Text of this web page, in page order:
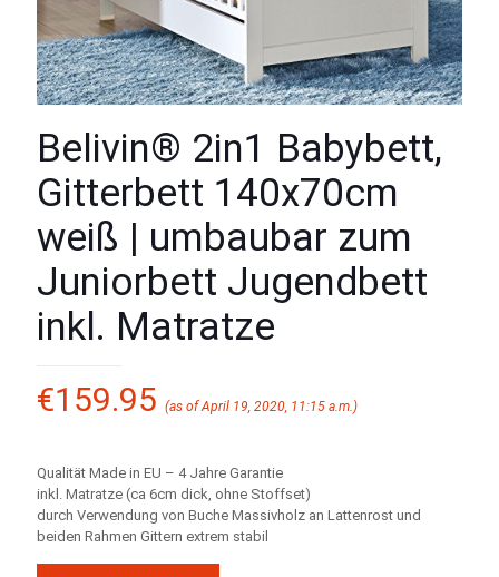
Belivin® 2in1 Babybett,
Gitterbett 140x70cm
weiß | umbaubar zum
Juniorbett Jugendbett
inkl. Matratze
€159.95 (as of April 19, 2020, 11:15 a.m.)
Qualität Made in EU – 4 Jahre Garantie
inkl. Matratze (ca 6cm dick, ohne Stoffset)
durch Verwendung von Buche Massivholz an Lattenrost und
beiden Rahmen Gittern extrem stabil